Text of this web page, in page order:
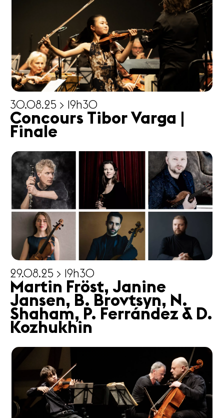
30.08.25 > 19h30
Concours Tibor Varga |
Finale
29.08.25 > 19h30
Martin Fröst, Janine
Jansen, B. Brovtsyn, N.
Shaham, P. Ferrández & D.
Kozhukhin